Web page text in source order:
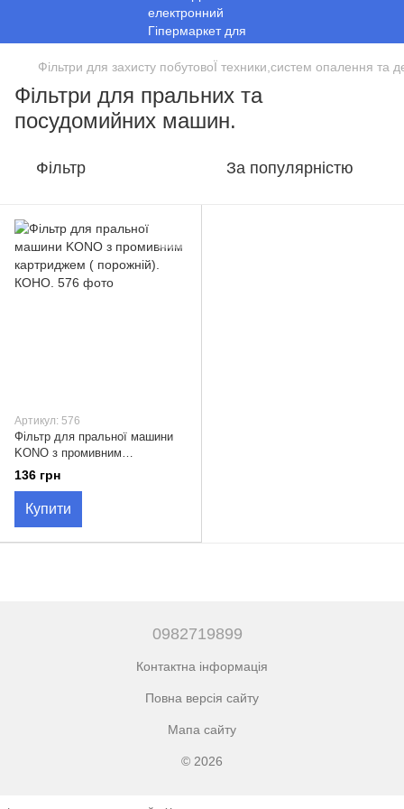
Фільтри для захисту побутовоЇ техники,систем опалення та
Фільтри для пральних та
посудомийних машин.
Фільтр За популярністю
Артикул: 576
Фільтр для пральної машини
KONO з промивним
картриджем ( порожній).
КОНО.
136 грн
Купити
0982719899
Контактна інформація
Повна версія сайту
Мапа сайту
© 2026